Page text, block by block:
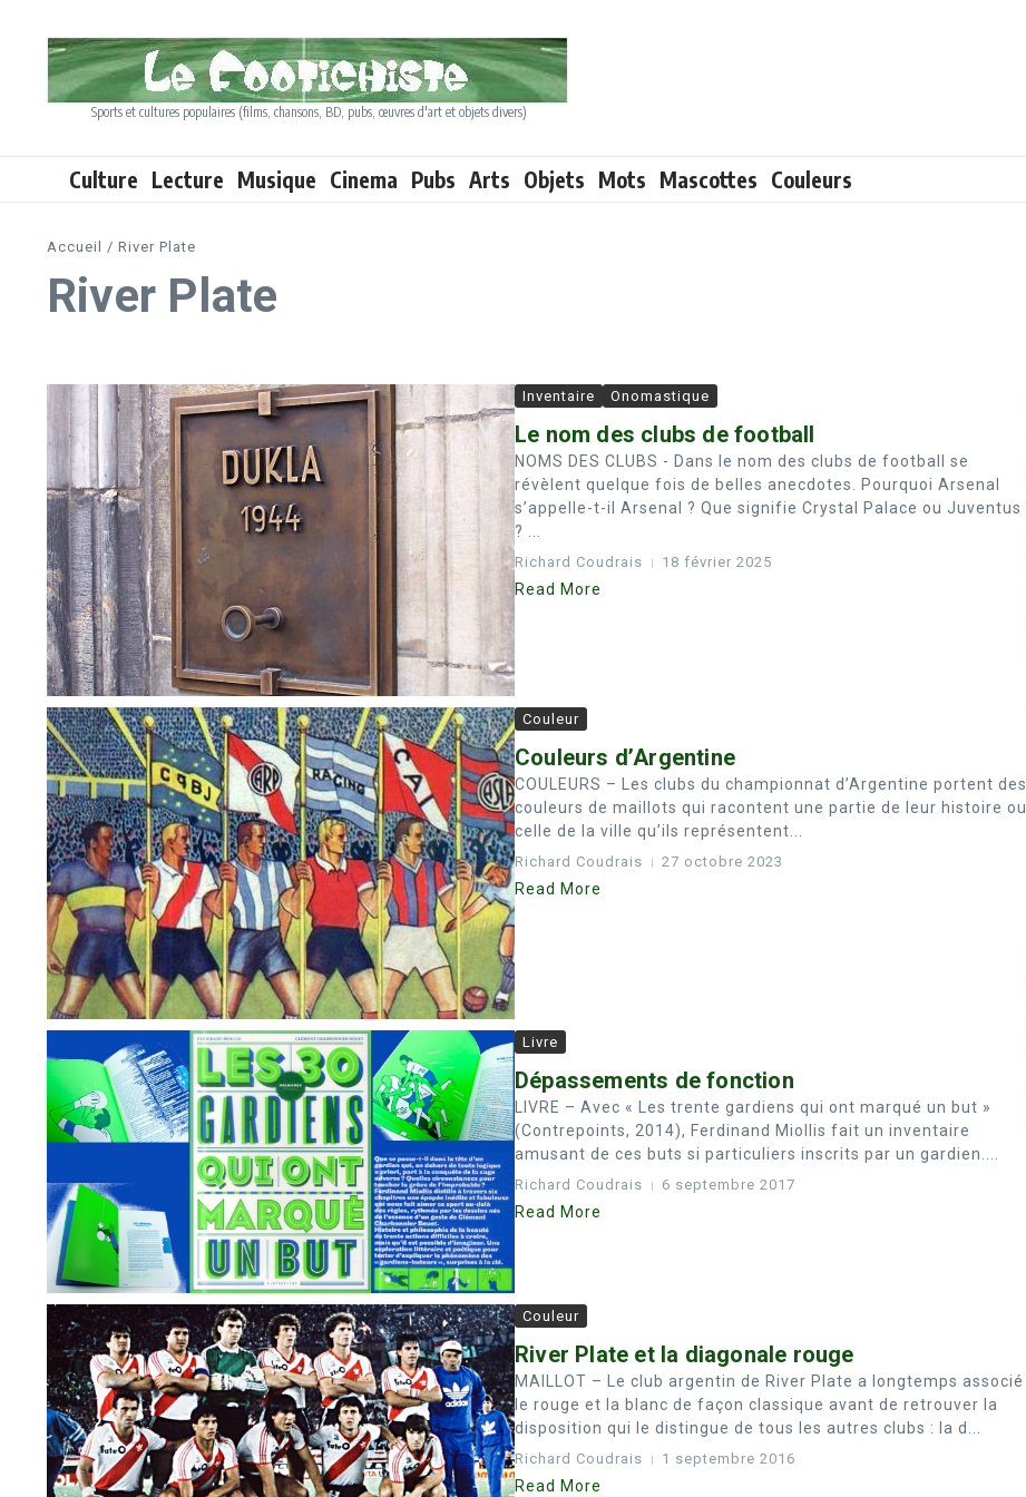
Sports et cultures populaires (films, chansons, BD, pubs, œuvres d'art et objets divers)
Culture Lecture Musique Cinema Pubs Arts Objets Mots Mascottes Couleurs
Accueil / River Plate
River Plate
Inventaire Onomastique
Le nom des clubs de football
NOMS DES CLUBS - Dans le nom des clubs de football se
révèlent quelque fois de belles anecdotes. Pourquoi Arsenal
s’appelle-t-il Arsenal ? Que signifie Crystal Palace ou Juventus
? ...
Richard Coudrais 18 février 2025
Read More
Couleur
Couleurs d’Argentine
COULEURS – Les clubs du championnat d’Argentine portent des
couleurs de maillots qui racontent une partie de leur histoire ou
celle de la ville qu’ils représentent...
Richard Coudrais 27 octobre 2023
Read More
Livre
Dépassements de fonction
LIVRE – Avec « Les trente gardiens qui ont marqué un but »
(Contrepoints, 2014), Ferdinand Miollis fait un inventaire
amusant de ces buts si particuliers inscrits par un gardien....
Richard Coudrais 6 septembre 2017
Read More
Couleur
River Plate et la diagonale rouge
MAILLOT – Le club argentin de River Plate a longtemps associé
le rouge et la blanc de façon classique avant de retrouver la
disposition qui le distingue de tous les autres clubs : la d...
Richard Coudrais 1 septembre 2016
Read More